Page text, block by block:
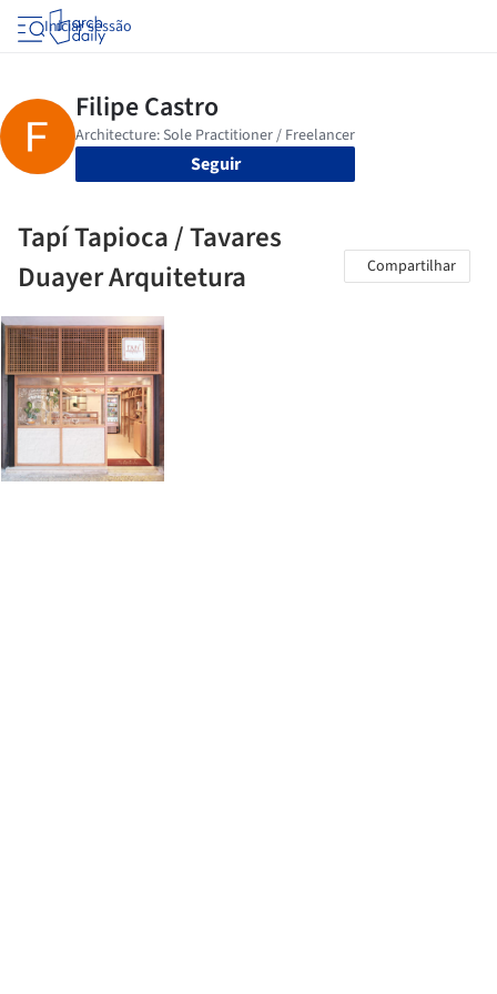
Iniciar sessão
Seguir
Tapí Tapioca / Tavares
Duayer Arquitetura
Compartilhar